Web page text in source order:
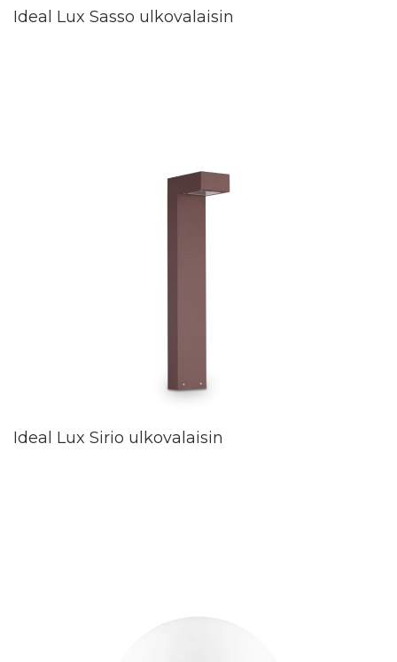
Ideal Lux Sasso ulkovalaisin
Ideal Lux Sirio ulkovalaisin